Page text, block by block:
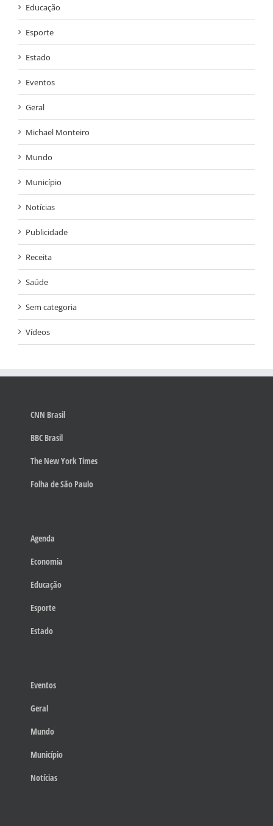
Educação
Esporte
Estado
Eventos
Geral
Michael Monteiro
Mundo
Município
Notícias
Publicidade
Receita
Saúde
Sem categoria
Vídeos
CNN Brasil
BBC Brasil
The New York Times
Folha de São Paulo
Agenda
Economia
Educação
Esporte
Estado
Eventos
Geral
Mundo
Município
Notícias